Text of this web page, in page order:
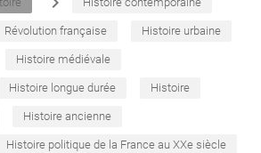
Révolution française Histoire urbaine
Histoire médiévale
Histoire longue durée Histoire
Histoire ancienne
Histoire politique de la France au XXe siècle